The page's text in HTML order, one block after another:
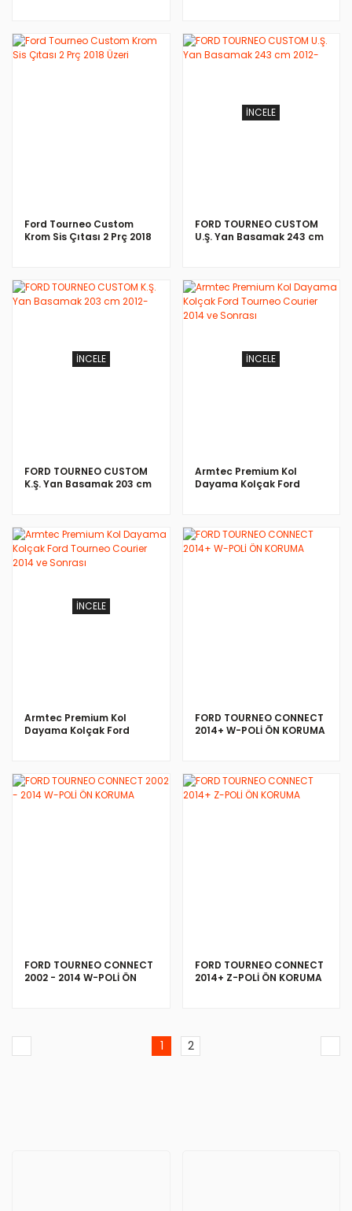
Ford Tourneo Custom
Krom Sis Çıtası 2 Prç 2018
İNCELE
FORD TOURNEO CUSTOM
U.Ş. Yan Basamak 243 cm
İNCELE
FORD TOURNEO CUSTOM
K.Ş. Yan Basamak 203 cm
İNCELE
Armtec Premium Kol
Dayama Kolçak Ford
İNCELE
Armtec Premium Kol
Dayama Kolçak Ford
FORD TOURNEO CONNECT
2014+ W-POLİ ÖN KORUMA
FORD TOURNEO CONNECT
2002 - 2014 W-POLİ ÖN
FORD TOURNEO CONNECT
2014+ Z-POLİ ÖN KORUMA
1 2